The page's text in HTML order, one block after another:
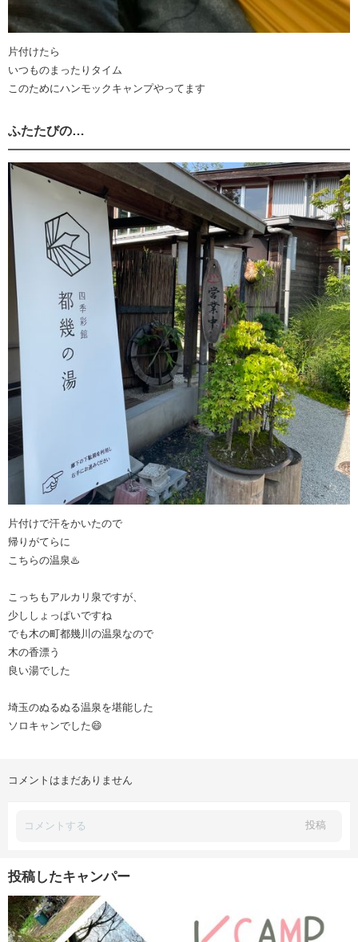
片付けたら
いつものまったりタイム
このためにハンモックキャンプやってます
ふたたびの…
片付けで汗をかいたので
帰りがてらに
こちらの温泉♨️
こっちもアルカリ泉ですが、
少ししょっぱいですね
でも木の町都幾川の温泉なので
木の香漂う
良い湯でした
埼玉のぬるぬる温泉を堪能した
ソロキャンでした😄
コメントはまだありません
投稿
投稿したキャンパー